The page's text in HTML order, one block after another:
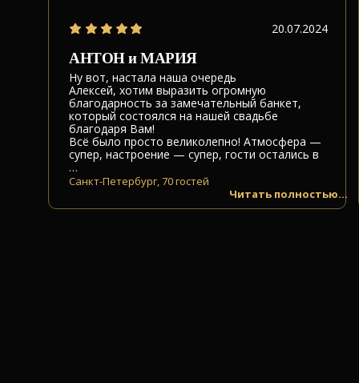
Читать полностью...
Санкт-Петербург, 70 гостей
20.07.2024
Ну вот, настала наша очередь
Алексей, хотим выразить огромную
благодарность за замечательный банкет,
который состоялся на нашей свадьбе
благодаря Вам!
Всё было просто великолепно! Атмосфера —
супер, настроение — супер, гости остались в
…
АНТОН и МАРИЯ